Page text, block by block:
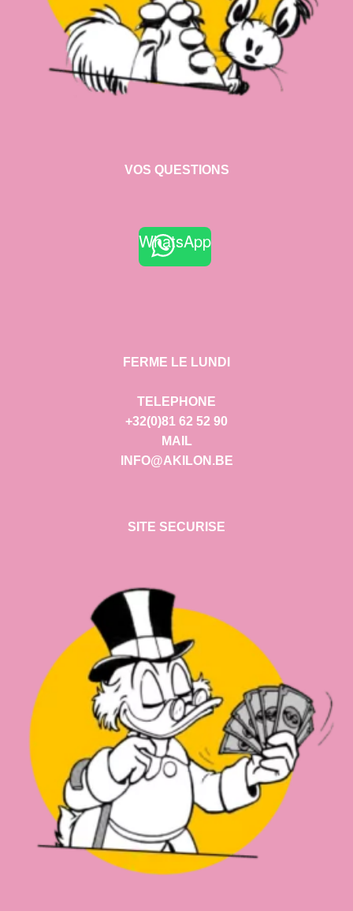
VOS QUESTIONS
WhatsApp
FERME LE LUNDI
TELEPHONE
+32(0)81 62 52 90
MAIL
INFO@AKILON.BE
SITE SECURISE